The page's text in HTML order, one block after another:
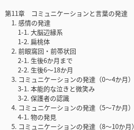
第11章 コミュニケーションと言葉の発達
1. 感情の発達
1-1. 大脳辺縁系
1-2. 扁桃体
2. 前眼窩回・前帯状回
2-1. 生後6か月まで
2-2. 生後6〜18か月
3. コミュニケーションの発達（0〜4か月）
3-1. 本能的な泣きと微笑み
3-2. 保護者の認識
4. コミュニケーションの発達（5〜7か月）
4-1. 物の発見
5. コミュニケーションの発達（8〜10か月）